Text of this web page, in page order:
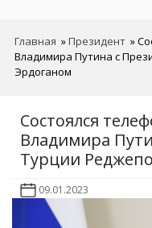
Главная »Президент »
Владимира Путина с
Эрдоганом
Состоялся
Владимира
Турции
09.01.2023